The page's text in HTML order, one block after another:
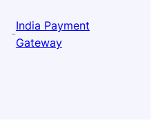
-
India Payment
Gateway